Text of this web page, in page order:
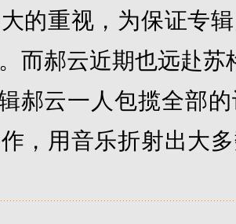
的重视，为保证专
而郝云近期也远赴
云一人包揽全部的
，用音乐折射出大